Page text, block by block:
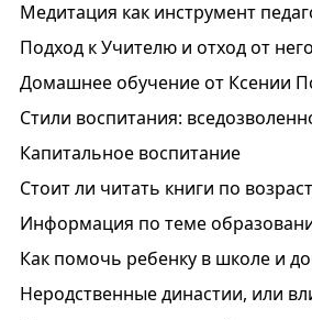
Медитация как инструмент
Подход к Учителю и отход от него
Домашнее обучение от Ксении
Стили воспитания:
Капитальное воспитание
Стоит ли читать книги по
Информация по теме
Как помочь ребенку в школе и
Неродственные династии, или